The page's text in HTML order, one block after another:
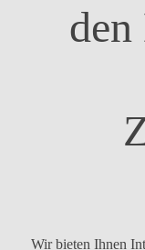
Wir bieten Ihnen